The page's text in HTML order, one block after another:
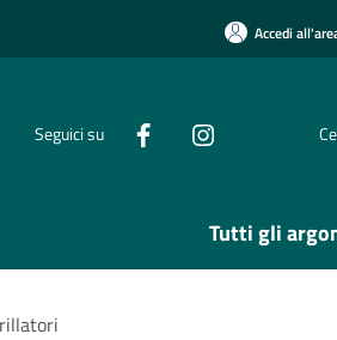
Accedi
Seguici su
Tutti gli